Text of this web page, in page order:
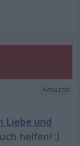
Liebe und